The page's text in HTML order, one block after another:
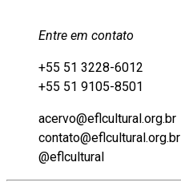
Entre em contato
+55 51 3228-6012
+55 51 9105-8501
acervo@eflcultural.org.br
contato@eflcultural.org.br
@eflcultural